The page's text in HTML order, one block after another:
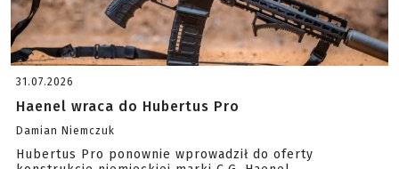
31.07.2026
Haenel wraca do Hubertus Pro
Damian Niemczuk
Hubertus Pro ponownie wprowadził do oferty